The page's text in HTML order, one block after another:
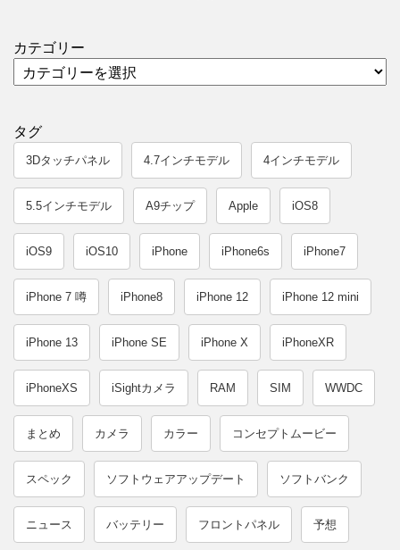
カテゴリー
タグ
3Dタッチパネル 4.7インチモデル 4インチモデル
5.5インチモデル A9チップ Apple iOS8
iOS9 iOS10 iPhone iPhone6s iPhone7
iPhone 7 噂 iPhone8 iPhone 12 iPhone 12 mini
iPhone 13 iPhone SE iPhone X iPhoneXR
iPhoneXS iSightカメラ RAM SIM WWDC
まとめ カメラ カラー コンセプトムービー
スペック ソフトウェアアップデート ソフトバンク
ニュース バッテリー フロントパネル 予想